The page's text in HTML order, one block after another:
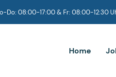
Do: 08:00-17:00 & Fr: 08:00-12:30
Home